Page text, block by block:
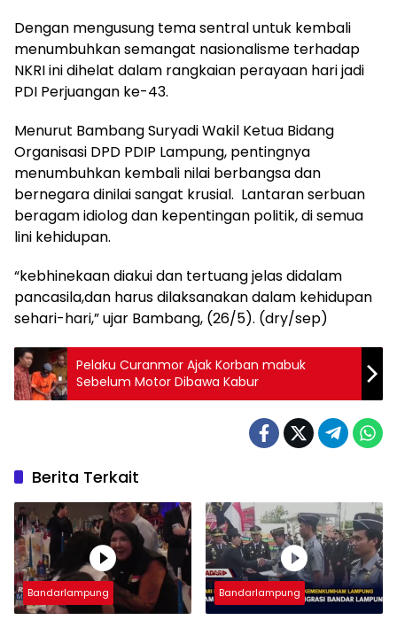
Dengan mengusung tema sentral untuk kembali
menumbuhkan semangat nasionalisme terhadap
NKRI ini dihelat dalam rangkaian perayaan hari jadi
PDI Perjuangan ke-43.
Menurut Bambang Suryadi Wakil Ketua Bidang
Organisasi DPD PDIP Lampung, pentingnya
menumbuhkan kembali nilai berbangsa dan
bernegara dinilai sangat krusial. Lantaran serbuan
beragam idiolog dan kepentingan politik, di semua
lini kehidupan.
“kebhinekaan diakui dan tertuang jelas didalam
pancasila,dan harus dilaksanakan dalam kehidupan
sehari-hari,” ujar Bambang, (26/5). (dry/sep)
Pelaku Curanmor Ajak Korban mabuk
Sebelum Motor Dibawa Kabur
Berita Terkait
Bandarlampung Bandarlampung